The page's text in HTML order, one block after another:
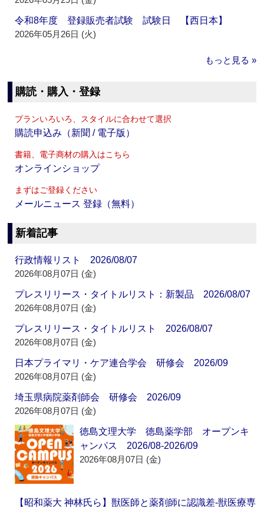
令和8年度 登録販売者試験 試験日 【西日本】
2026年05月26日 (火)
もっと見る »
購読・購入・登録
プランいろいろ、スタイルに合わせて選択
購読申込み（新聞 / 電子版）
書籍、電子商材の購入はこちら
オンラインショップ
まずはご登録ください
メールニュース 登録（無料）
新着記事
行政情報リスト 2026/08/07
2026年08月07日 (金)
プレスリリース・タイトルリスト：新製品 2026/08/07
2026年08月07日 (金)
プレスリリース・タイトルリスト 2026/08/07
2026年08月07日 (金)
日本プライマリ・ケア連合学会 研修会 2026/09
2026年08月07日 (金)
埼玉県病院薬剤師会 研修会 2026/09
2026年08月07日 (金)
徳島文理大学 徳島薬学部 オープンキ
ャンパス 2026/08-2026/09
2026年08月07日 (金)
【昭和薬大 神林氏ら】獣医師と薬剤師に認識差‐獣医療専